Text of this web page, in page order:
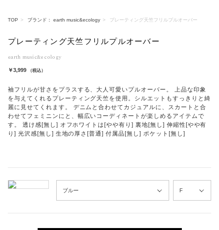
TOP ブランド： earth music&ecology プレーティング天竺フリルプルオーバー
プレーティング天竺フリルプルオーバー
earth music&ecology
￥3,999 （税込）
袖フリルが甘さをプラスする、大人可愛いプルオーバー。 上品な印象
を与えてくれるプレーティング天竺を使用。シルエットもすっきりと綺
麗に見せてくれます。 デニムと合わせてカジュアルに、スカートと合
わせてフェミニンにと、幅広いコーディネートが楽しめるアイテムで
す。 透け感[無し] オフホワイトは[やや有り] 裏地[無し] 伸縮性[やや有
り] 光沢感[無し] 生地の厚さ[普通] 付属品[無し] ポケット[無し]